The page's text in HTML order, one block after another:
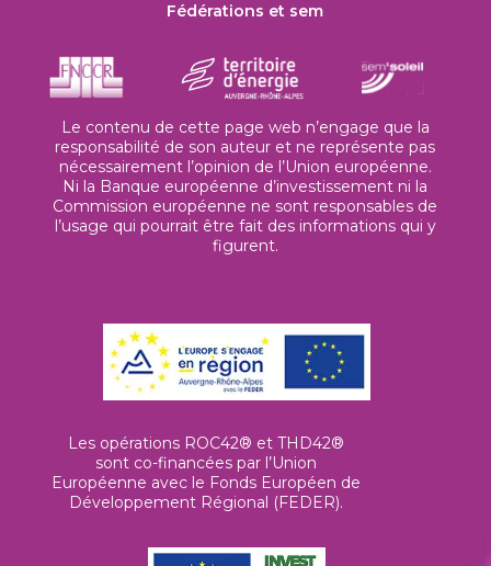
Fédérations et sem
Le contenu de cette page web n’engage que la
responsabilité de son auteur et ne représente pas
nécessairement l’opinion de l’Union européenne.
Ni la Banque européenne d’investissement ni la
Commission européenne ne sont responsables de
l’usage qui pourrait être fait des informations qui y
figurent.
Les opérations ROC42® et THD42®
sont co-financées par l’Union
Européenne avec le Fonds Européen de
Développement Régional (FEDER).